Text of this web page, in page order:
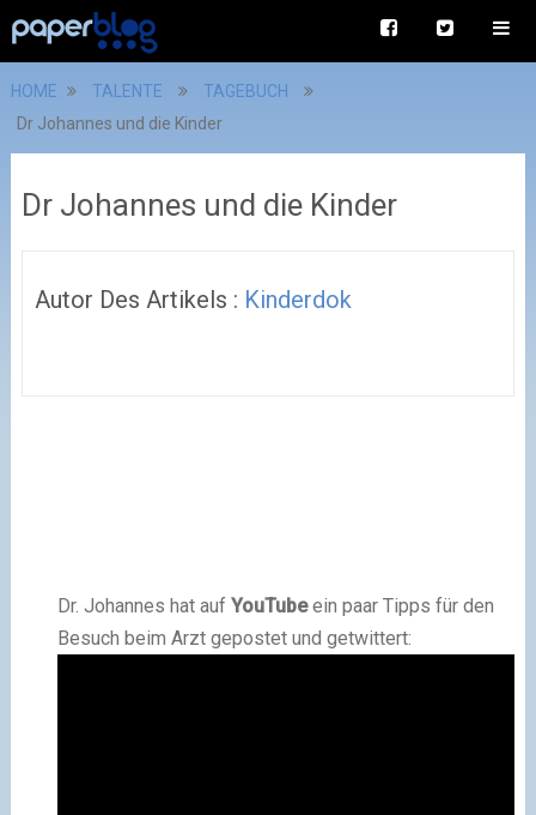
HOME TALENTE
TAGEBUCH
Dr Johannes und die Kinder
Dr Johannes und die Kinder
Autor Des Artikels : Kinderdok
Dr. Johannes hat auf YouTubeein paar Tipps für den
Besuch beim Arzt gepostet und getwittert: